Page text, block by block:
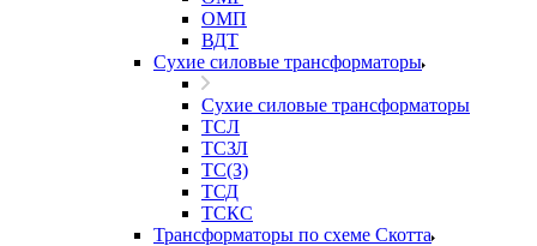
ОМП
ВДТ
Сухие силовые трансформаторы
Сухие силовые трансформаторы
ТСЛ
ТСЗЛ
ТС(З)
ТСД
ТСКС
Трансформаторы по схеме Скотта